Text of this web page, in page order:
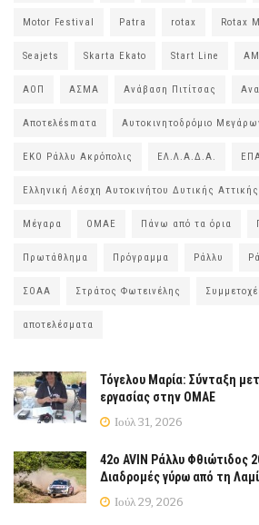
Motor Festival Patra rotax Rotax
Seajets Skarta Ekato Start Line
ΑΟΠ ΑΣΜΑ Ανάβαση Πιτίτσας
Αποτελέsmατα Αυτοκινητοδρόμιο
ΕΚΟ Ράλλυ Ακρόπολις ΕΛ.Λ.Α.Δ.Α.
Ελληνική Λέσχη Αυτοκινήτου Δυτικής Αττικής
Μέγαρα ΟΜΑΕ Πάνω από τα όρια
Πρωτάθλημα Πρόγραμμα Ράλλυ
ΣΟΑΑ Στράτος Φωτεινέλης
αποτελέσματα
Τόγελου Μαρία: Σύνταξη
εργασίας στην ΟΜΑΕ
Ιούλ 31, 2026
42ο AVIN Ράλλυ Φθιώτιδος
Διαδρομές γύρω από τη
Ιούλ 29, 2026